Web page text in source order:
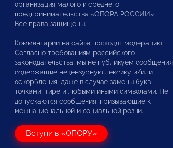
организация малого и среднего
предпринимательства «ОПОРА РОССИИ».
Все права защищены.
Комментарии на сайте проходят модерацию.
Согласно требованиям российского
законодательства, мы не публикуем сообщения,
содержащие нецензурную лексику и/или
оскорбления, даже в случае замены букв
точками, тире и любыми иными символами. Не
допускаются сообщения, призывающие к
межнациональной и социальной розни.
Вступи в «ОПОРУ»